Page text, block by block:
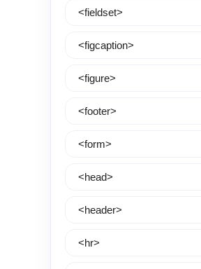
<fieldset>
<figcaption>
<figure>
<footer>
<form>
<head>
<header>
<hr>